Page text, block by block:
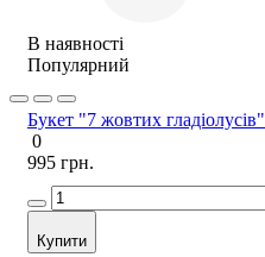
В наявності
Популярний
Букет "7 жовтих гладіолусів"
0
995 грн.
Купити